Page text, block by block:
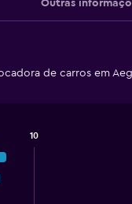
Outras
de carros em
10